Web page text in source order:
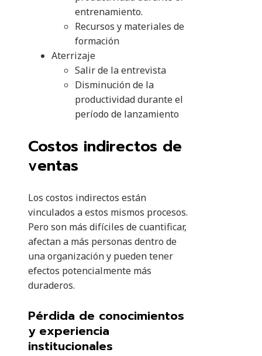
entrenamiento.
Recursos y materiales de
formación
Aterrizaje
Salir de la entrevista
Disminución de la
productividad durante el
período de lanzamiento
Costos indirectos de
ventas
Los costos indirectos están
vinculados a estos mismos procesos.
Pero son más difíciles de cuantificar,
afectan a más personas dentro de
una organización y pueden tener
efectos potencialmente más
duraderos.
Pérdida de conocimientos
y experiencia
institucionales